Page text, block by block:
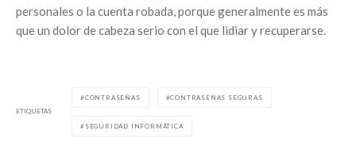
personales o la cuenta robada, porque generalmente es más
que un dolor de cabeza serio con el que lidiar y recuperarse.
ETIQUETAS
CONTRASEÑAS CONTRASEÑAS SEGURAS
SEGURIDAD INFORMÁTICA